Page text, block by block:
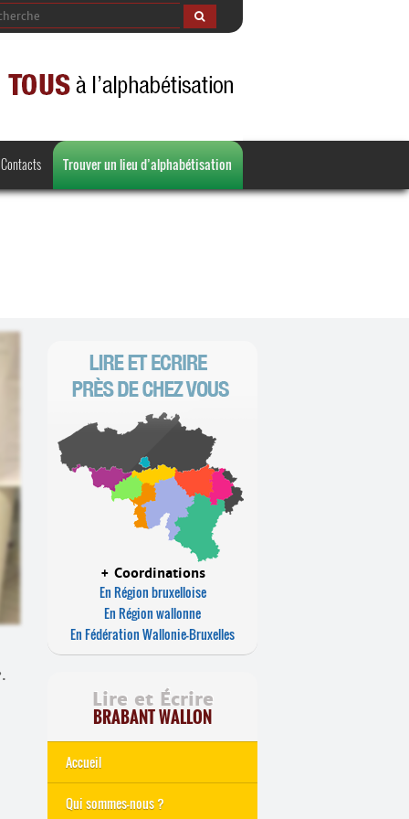
Contacts Trouver un lieu d’alphabétisation
+ Coordinations
En Région bruxelloise
En Région wallonne
En Fédération Wallonie-Bruxelles
Lire et Écrire
BRABANT WALLON
Accueil
Qui sommes-nous ?